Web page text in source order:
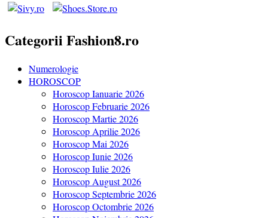
Categorii Fashion8.ro
Numerologie
HOROSCOP
Horoscop Ianuarie 2026
Horoscop Februarie 2026
Horoscop Martie 2026
Horoscop Aprilie 2026
Horoscop Mai 2026
Horoscop Iunie 2026
Horoscop Iulie 2026
Horoscop August 2026
Horoscop Septembrie 2026
Horoscop Octombrie 2026